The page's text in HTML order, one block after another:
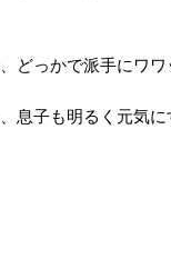
どっかで派手にワワ
息子も明るく元気